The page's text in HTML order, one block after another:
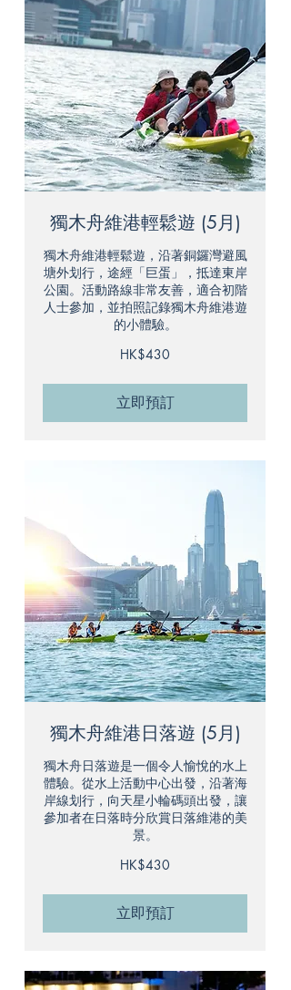
獨木舟維港輕鬆遊 (5月)
獨木舟維港輕鬆遊，沿著銅鑼灣避風
塘外划行，途經「巨蛋」，抵達東岸
公園。活動路線非常友善，適合初階
人士參加，並拍照記錄獨木舟維港遊
的小體驗。
HK$430
立即預訂
獨木舟維港日落遊 (5月)
獨木舟日落遊是一個令人愉悅的水上
體驗。從水上活動中心出發，沿著海
岸線划行，向天星小輪碼頭出發，讓
參加者在日落時分欣賞日落維港的美
景。
HK$430
立即預訂